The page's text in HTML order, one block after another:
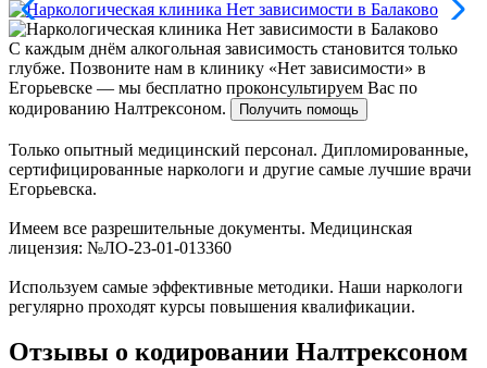
С каждым днём алкогольная зависимость становится только
глубже. Позвоните нам в клинику «Нет зависимости» в
Егорьевске — мы бесплатно проконсультируем Вас по
кодированию Налтрексоном.
Получить помощь
Только опытный медицинский персонал. Дипломированные,
сертифицированные наркологи и другие самые лучшие врачи
Егорьевска.
Имеем все разрешительные документы. Медицинская
лицензия: №ЛО-23-01-013360
Используем самые эффективные методики. Наши наркологи
регулярно проходят курсы повышения квалификации.
Отзывы о кодировании Налтрексоном